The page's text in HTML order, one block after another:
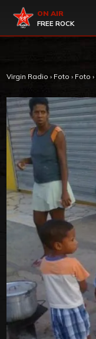
Virgin Radio
ON AIR
FREE ROCK
Virgin Radio › Foto › Foto ›